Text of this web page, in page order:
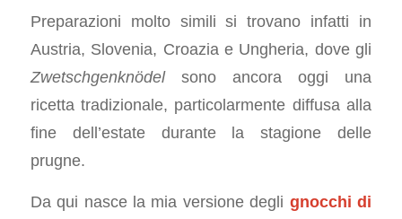
Preparazioni molto simili si trovano infatti in
Austria, Slovenia, Croazia e Ungheria, dove gli
Zwetschgenknödelsono ancora oggi una
ricetta tradizionale, particolarmente diffusa alla
fine dell’estate durante la stagione delle
prugne.
Da qui nasce la mia versione degli gnocchi di